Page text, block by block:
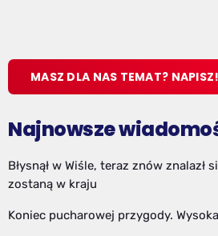
MASZ DLA NAS TEMAT? NAPISZ!
Najnowsze
Błysnął w Wiśle, teraz znów znalazł
zostaną w kraju
Koniec pucharowej przygody.